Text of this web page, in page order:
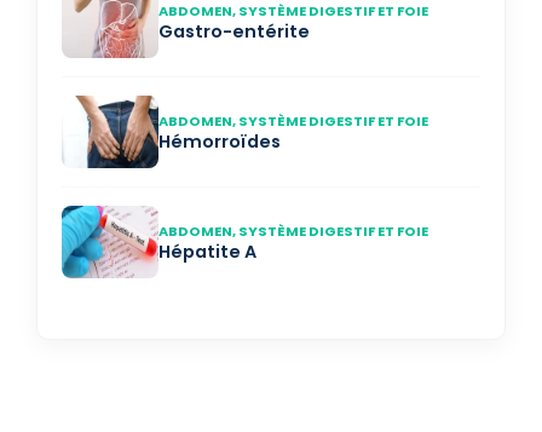
ABDOMEN, SYSTÈME DIGESTIF ET FOIE
Gastro-entérite
ABDOMEN, SYSTÈME DIGESTIF ET FOIE
Hémorroïdes
ABDOMEN, SYSTÈME DIGESTIF ET FOIE
Hépatite A